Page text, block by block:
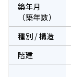
築年月
（築年数）
種別 / 構造
階建